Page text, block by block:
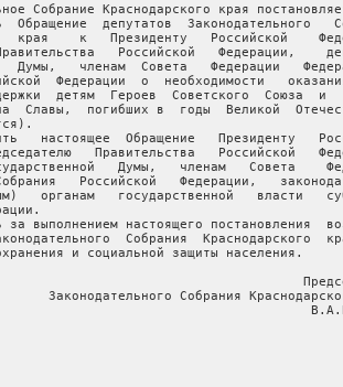
Собрание Краснодарского края
Обращение  депутатов  Законодательного
края    к   Президенту   Российской
Российской   Федерации,
Думы,   членам  Совета   Федерации
Федерации  о  необходимости
детям  Героев  Советского  Союза  и
Славы,  погибших в  годы  Великой
настоящее  Обращение   Президенту
Правительства   Российской
Думы,   членам   Совета
Российской   Федерации,
органам   государственной   власти
за выполнением настоящего постановления
Собрания  Краснодарского
и социальной защиты населения.
Законодательного Собрания